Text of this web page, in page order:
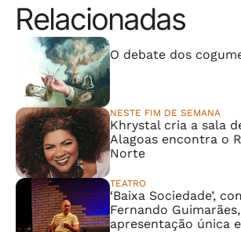
Relacionadas
O debate dos
NESTE FIM DE SEMANA
Khrystal cria a sala
Alagoas encontra o
Norte
TEATRO
‘Baixa Sociedade’,
Fernando
apresentação única